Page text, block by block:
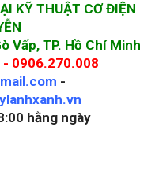
KỸ THUẬT CƠ ĐIỆN
Vấp, TP. Hồ Chí Minh
0906.270.008
-
hằng ngày